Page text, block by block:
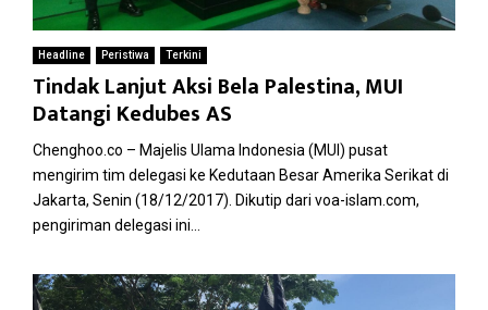
Headline Peristiwa Terkini
Tindak Lanjut Aksi Bela Palestina, MUI
Datangi Kedubes AS
Chenghoo.co – Majelis Ulama Indonesia (MUI) pusat
mengirim tim delegasi ke Kedutaan Besar Amerika Serikat di
Jakarta, Senin (18/12/2017). Dikutip dari voa-islam.com,
pengiriman delegasi ini...